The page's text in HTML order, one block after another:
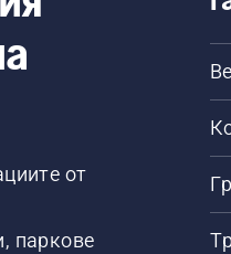
от
паркове